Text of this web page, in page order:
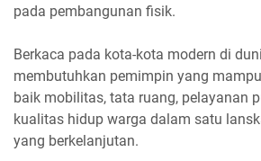
pada pembangunan fisik.
Berkaca pada kota-kota modern di
membutuhkan pemimpin yang
baik mobilitas, tata ruang, pelayanan
kualitas hidup warga dalam satu
yang berkelanjutan.